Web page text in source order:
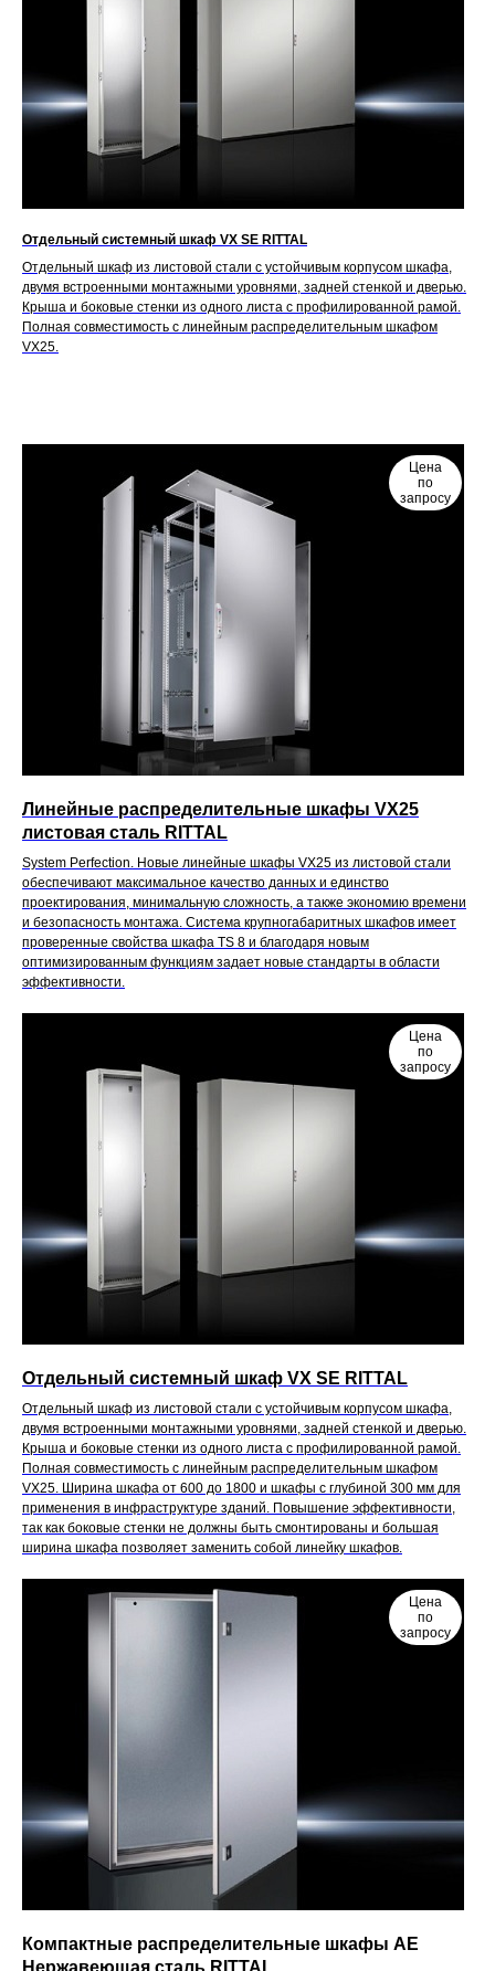
Отдельный системный шкаф VX SE RITTAL
Отдельный шкаф из листовой стали с устойчивым корпусом шкафа,
двумя встроенными монтажными уровнями, задней стенкой и дверью.
Крыша и боковые стенки из одного листа с профилированной рамой.
Полная совместимость с линейным распределительным шкафом
VX25.
Цена
по
запросу
Линейные распределительные шкафы VX25
листовая сталь RITTAL
System Perfection. Новые линейные шкафы VX25 из листовой стали
обеспечивают максимальное качество данных и единство
проектирования, минимальную сложность, а также экономию времени
и безопасность монтажа. Система крупногабаритных шкафов имеет
проверенные свойства шкафа TS 8 и благодаря новым
оптимизированным функциям задает новые стандарты в области
эффективности.
Цена
по
запросу
Отдельный системный шкаф VX SE RITTAL
Отдельный шкаф из листовой стали с устойчивым корпусом шкафа,
двумя встроенными монтажными уровнями, задней стенкой и дверью.
Крыша и боковые стенки из одного листа с профилированной рамой.
Полная совместимость с линейным распределительным шкафом
VX25. Ширина шкафа от 600 до 1800 и шкафы с глубиной 300 мм для
применения в инфраструктуре зданий. Повышение эффективности,
так как боковые стенки не должны быть смонтированы и большая
ширина шкафа позволяет заменить собой линейку шкафов.
Цена
по
запросу
Компактные распределительные шкафы АЕ
Нержавеющая сталь RITTAL